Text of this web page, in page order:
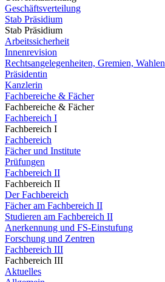
Geschäftsverteilung
Stab Präsidium
Stab Präsidium
Arbeitssicherheit
Innenrevision
Rechtsangelegenheiten, Gremien, Wahlen
Präsidentin
Kanzlerin
Fachbereiche & Fächer
Fachbereiche & Fächer
Fachbereich I
Fachbereich I
Fachbereich
Fächer und Institute
Prüfungen
Fachbereich II
Fachbereich II
Der Fachbereich
Fächer am Fachbereich II
Studieren am Fachbereich II
Anerkennung und FS-Einstufung
Forschung und Zentren
Fachbereich III
Fachbereich III
Aktuelles